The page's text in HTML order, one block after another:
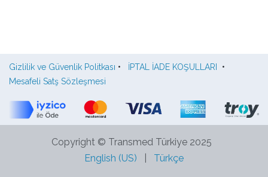
Gizlilik ve Güvenlik Politkası • İPTAL İADE KOŞULLARI
•
Mesafeli Satş Sözleşmesi
Copyright © Transmed Türkiye 2025
English (US)
Türkçe